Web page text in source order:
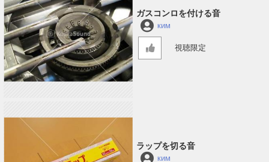
ガスコンロを付ける音
ким
視聴限定
ラップを切る音
ким